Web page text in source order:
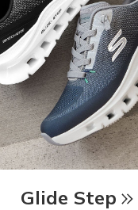
Glide Step